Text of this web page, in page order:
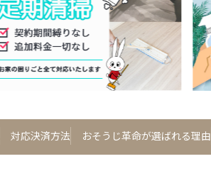
対応決済方法 おそうじ革命が選ばれる理由